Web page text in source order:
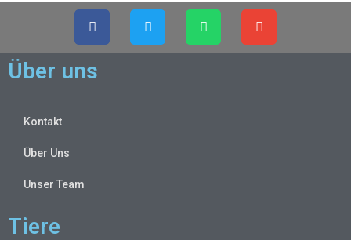
Über uns
Kontakt
Über Uns
Unser Team
Tiere